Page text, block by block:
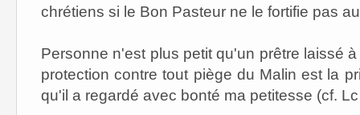
chrétiens si le Bon Pasteur ne le fortifie pas
Personne n'est plus petit qu'un prêtre laissé
protection contre tout piège du Malin est la
qu'il a regardé avec bonté ma petitesse (cf.